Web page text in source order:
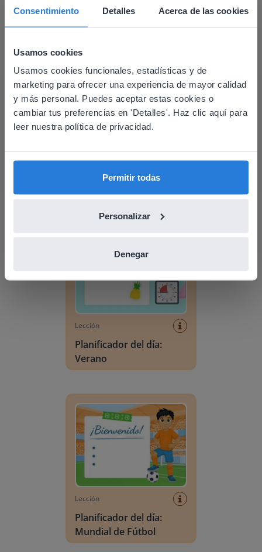
Consentimiento Detalles Acerca de las cookies
Usamos cookies
Usamos cookies funcionales, estadísticas y de
marketing para ofrecer una experiencia de mayor calidad
y más personal. Puedes aceptar estas cookies o
cambiar tus preferencias en 'Detalles'. Haz clic aquí para
leer nuestra política de privacidad.
Permitir todas
Personalizar
Denegar
Descubrir más!
Planificador del día: Verano
Lección
Planificador del día:
Verano
Lección
Planificador del día:
Mundial de Fútbol
This website doesn't match
your location
Based on your location, we think you might
prefer to visit our English website. There you'll
English
Español